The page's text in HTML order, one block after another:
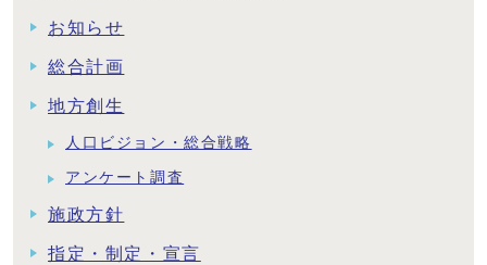
お知らせ
総合計画
地方創生
人口ビジョン・総合戦略
アンケート調査
施政方針
指定・制定・宣言